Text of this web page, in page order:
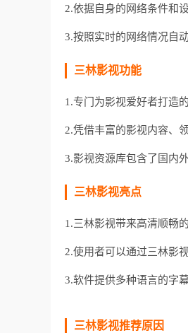
2.依据自身的网络条件和
3.按照实时的网络情况自
三林影视功能
1.专门为影视爱好者打造
2.凭借丰富的影视内容、
3.影视资源库包含了国内
三林影视亮点
1.三林影视带来高清顺畅
2.使用者可以通过三林影
3.软件提供多种语言的字
三林影视推荐原因